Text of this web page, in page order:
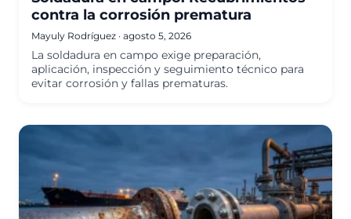
contra la corrosión prematura
Mayuly Rodríguez · agosto 5, 2026
La soldadura en campo exige preparación,
aplicación, inspección y seguimiento técnico para
evitar corrosión y fallas prematuras.